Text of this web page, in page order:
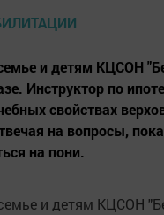
и детям КЦСОН
Инструктор по
свойствах
на вопросы,
на пони.
и детям КЦСОН